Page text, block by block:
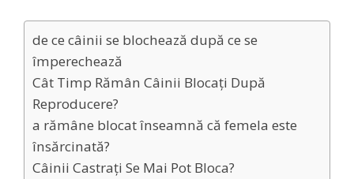
de ce câinii se blochează după ce se
împerechează
Cât Timp Rămân Câinii Blocați După
Reproducere?
a rămâne blocat înseamnă că femela este
însărcinată?
Câinii Castrați Se Mai Pot Bloca?